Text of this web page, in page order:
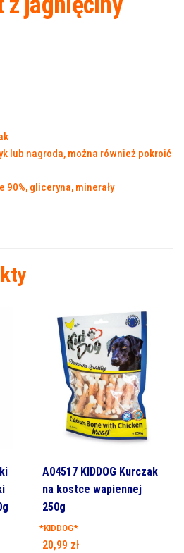
lub nagroda, można również pokroić
90%, gliceryna, minerały
A04517 KIDDOG Kurczak
na kostce wapiennej
250g
*KIDDOG*
20,99 zł